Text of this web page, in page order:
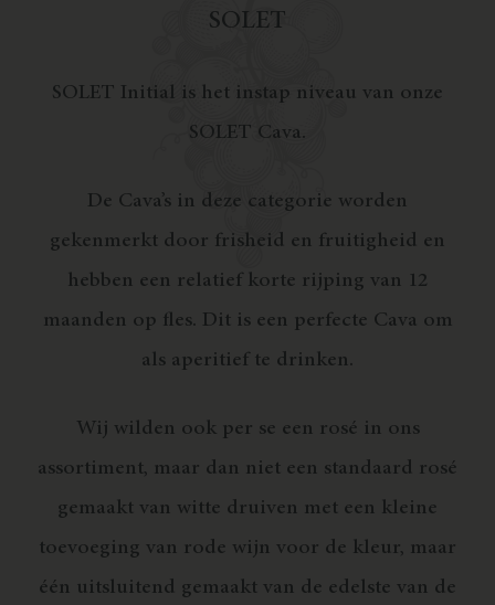
SOLET
SOLET Initial is het instap niveau van onze
SOLET Cava.
De Cava’s in deze categorie worden
gekenmerkt door frisheid en fruitigheid en
hebben een relatief korte rijping van 12
maanden op fles. Dit is een perfecte Cava om
als aperitief te drinken.
Wij wilden ook per se een rosé in ons
assortiment, maar dan niet een standaard rosé
gemaakt van witte druiven met een kleine
toevoeging van rode wijn voor de kleur, maar
één uitsluitend gemaakt van de edelste van de